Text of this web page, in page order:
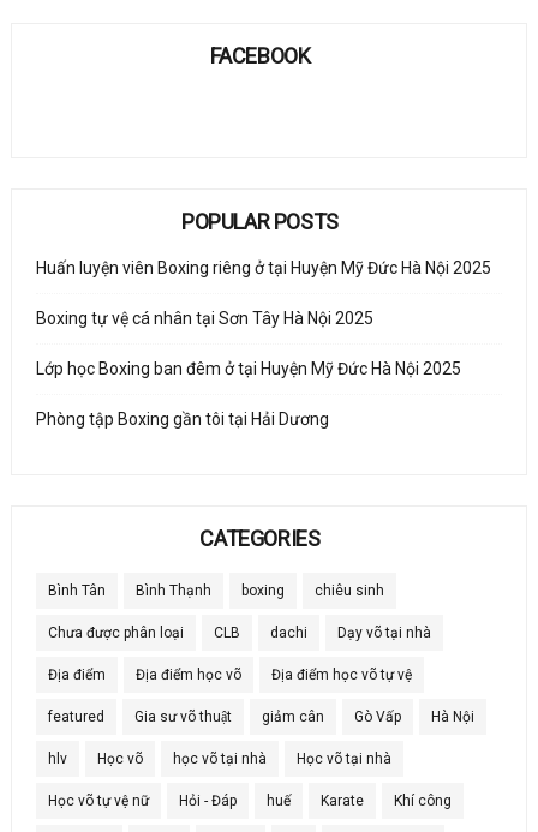
FACEBOOK
POPULAR POSTS
Huấn luyện viên Boxing riêng ở tại Huyện Mỹ Đức Hà Nội 2025
Boxing tự vệ cá nhân tại Sơn Tây Hà Nội 2025
Lớp học Boxing ban đêm ở tại Huyện Mỹ Đức Hà Nội 2025
Phòng tập Boxing gần tôi tại Hải Dương
CATEGORIES
Bình Tân Bình Thạnh boxing chiêu sinh
Chưa được phân loại CLB dachi Dạy võ tại nhà
Địa điểm Địa điểm học võ Địa điểm học võ tự vệ
featured Gia sư võ thuật giảm cân Gò Vấp Hà Nội
hlv Học võ học võ tại nhà Học võ tại nhà
Học võ tự vệ nữ Hỏi - Đáp huế Karate Khí công